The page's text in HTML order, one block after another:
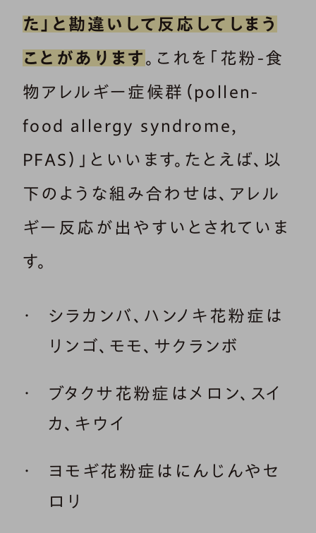
た」と勘違いして反応してしまう
ことがあります 。これを「花粉-食
物アレルギー症候群（pollen-
food allergy syndrome,
PFAS）」といいます。たとえば、以
下のような組み合わせは、アレル
ギー反応が出やすいとされていま
す。
シラカンバ、ハンノキ花粉症は
リンゴ、モモ、サクランボ
ブタクサ花粉症はメロン、スイ
カ、キウイ
ヨモギ花粉症はにんじんやセ
ロリ